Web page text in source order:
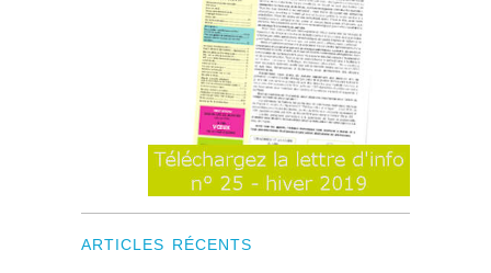
ARTICLES RÉCENTS